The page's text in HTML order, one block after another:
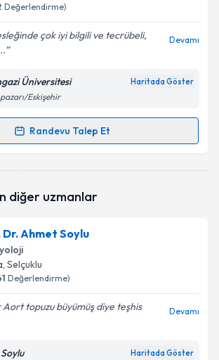
işlenmesine ilişkin
Aydınlatma
okudum ve kişisel verilerimin belirtilen
işlenmesini kabul ediyorum.
Değerlendirme)
çok iyi bilgili ve tecrübeli,
Devamı
Üniversitesi Haritada Göster
Eskişehir
Randevu Talep Et
Takvimi Talebi
bu uzmandan randevu almanız için bir
verilerimin işlenmesine ilişkinAydınlatma
diğer uzmanlar
Dr. Ahmet Soylu
, Selçuklu
Değerlendirme)
topuzu büyümüş diye teşhis
Devamı
Haritada Göster